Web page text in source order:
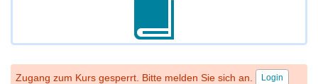
Zugang zum Kurs gesperrt. Bitte melden Sie sich an. Login